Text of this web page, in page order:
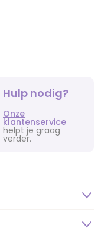
Hulp nodig?
Onze
klantenservice
helpt je graag
verder.